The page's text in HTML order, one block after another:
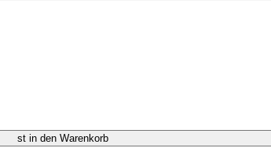
st in den Warenkorb